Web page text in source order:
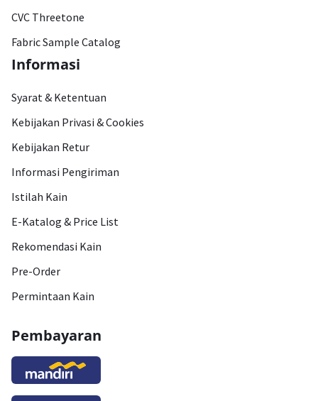
CVC Threetone
Fabric Sample Catalog
Informasi
Syarat & Ketentuan
Kebijakan Privasi & Cookies
Kebijakan Retur
Informasi Pengiriman
Istilah Kain
E-Katalog & Price List
Rekomendasi Kain
Pre-Order
Permintaan Kain
Pembayaran